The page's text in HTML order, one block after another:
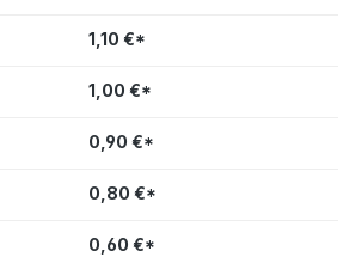
1,10 €*
1,00 €*
0,90 €*
0,80 €*
0,60 €*